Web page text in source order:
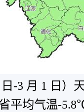
-3 月 1 日）
平均气温-